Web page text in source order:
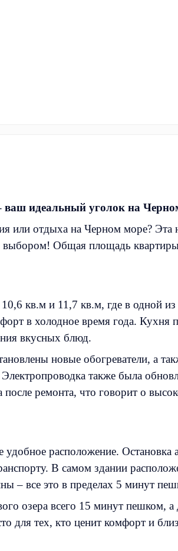
идеальный уголок на
или отдыха на Черном море? Эта
Общая площадь квартиры
кв.м и 11,7 кв.м, где в одной
в холодное время года.
вкусных блюд.
новые обогреватели, а
также была
ремонта, что говорит о
расположение. Остановка
В самом здании
– все это в пределах 5 минут
озера всего 15 минут пешком,
для тех, кто ценит комфорт и